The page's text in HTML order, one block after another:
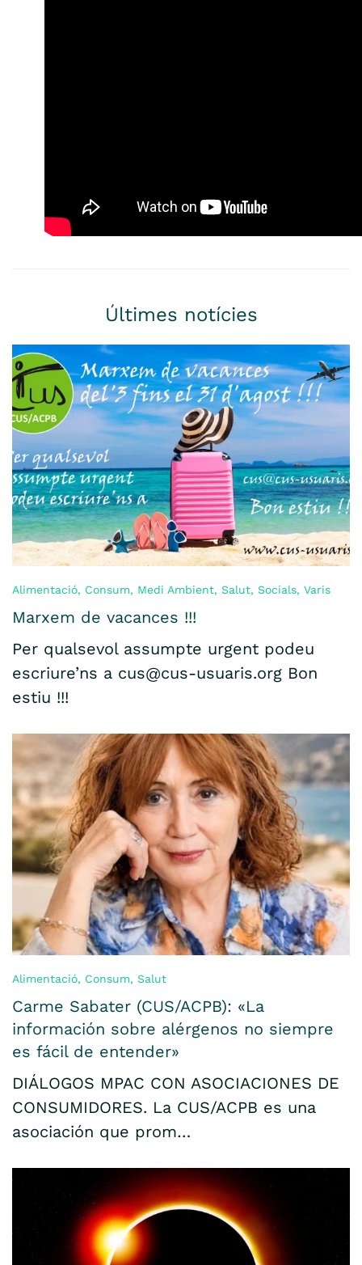
Últimes notícies
Alimentació, Consum, Medi Ambient, Salut, Socials, Varis
Marxem de vacances !!!
Per qualsevol assumpte urgent podeu
escriure’ns a cus@cus-usuaris.org Bon
estiu !!!
Alimentació, Consum, Salut
Carme Sabater (CUS/ACPB): «La
información sobre alérgenos no siempre
es fácil de entender»
DIÁLOGOS MPAC CON ASOCIACIONES DE
CONSUMIDORES. La CUS/ACPB es una
asociación que prom…